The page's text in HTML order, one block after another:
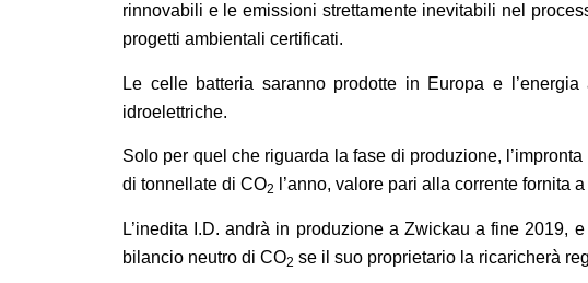
rinnovabili e le emissioni strettamente inevitabili nel
progetti ambientali certificati.
Le celle batteria saranno prodotte in Europa e
idroelettriche.
Solo per quel che riguarda la fase di produzione,
di tonnellate di CO2 l’anno, valore pari alla corrente fornita
L’inedita I.D. andrà in produzione a Zwickau a fine 2019,
bilancio neutro di CO2 se il suo proprietario la ricaricherà